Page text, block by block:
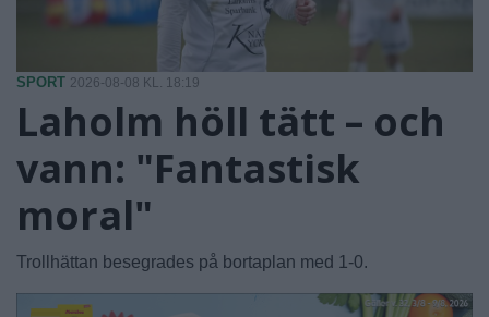
SPORT 2026-08-08 KL. 18:19
Laholm höll tätt – och
vann: "Fantastisk
moral"
Trollhättan besegrades på bortaplan med 1-0.